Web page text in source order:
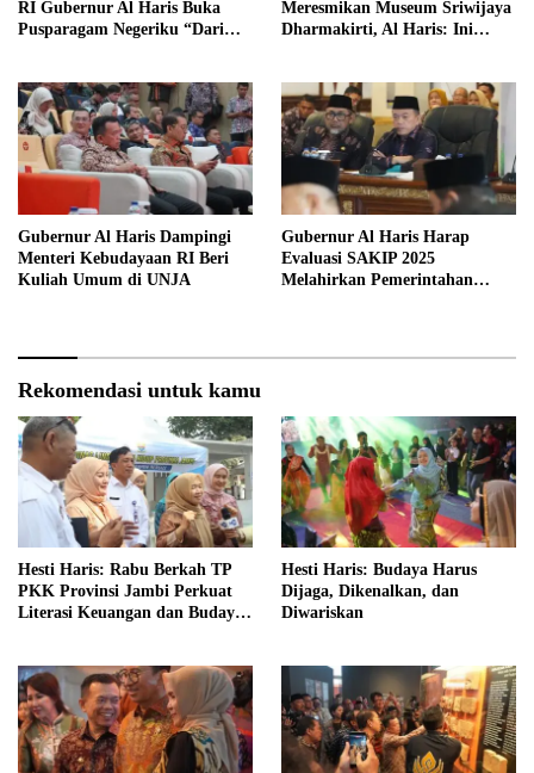
RI Gubernur Al Haris Buka
Pusparagam Negeriku “Dari
Meresmikan Museum Sriwijaya
Dharmakirti, Al Haris: Ini
Gubernur Al Haris Dampingi
Menteri Kebudayaan RI Beri
Kuliah Umum di UNJA
Gubernur Al Haris Harap
Evaluasi SAKIP 2025
Melahirkan Pemerintahan
Rekomendasi untuk kamu
Hesti Haris: Rabu Berkah TP
PKK Provinsi Jambi Perkuat
Literasi Keuangan dan Budaya
Hesti Haris: Budaya Harus
Dijaga, Dikenalkan, dan
Diwariskan